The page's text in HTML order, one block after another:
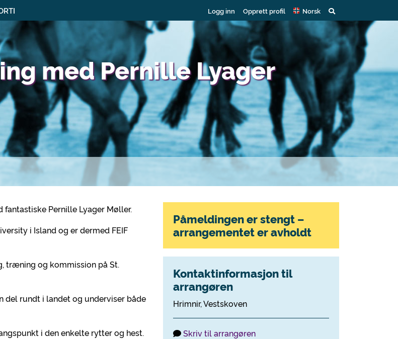
Logg inn Opprett profil Norsk
med Pernille Lyager
Pernille Lyager Møller.
i Island og er dermed FEIF
træning og kommission på St.
del rundt i landet og underviser både
i den enkelte rytter og hest.
Påmeldingen er stengt –
arrangementet er avholdt
Kontaktinformasjon til
arrangøren
Hrimnir, Vestskoven
Skriv til arrangøren